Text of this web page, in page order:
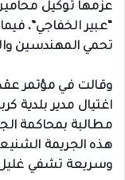
عزمها توكيل
“عبير الخفاجي”،
تحمي المهندسين
وقالت في مؤتمر عقد
اغتيال مدير بلدية
مطالبة بمحاكمة
هذه الجريمة
وسريعة تشفي